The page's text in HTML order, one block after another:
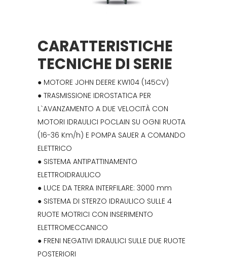
CARATTERISTICHE
TECNICHE DI SERIE
● MOTORE JOHN DEERE KW104 (145CV)
● TRASMISSIONE IDROSTATICA PER
L`AVANZAMENTO A DUE VELOCITÀ CON
MOTORI IDRAULICI POCLAIN SU OGNI RUOTA
(16-36 Km/h) E POMPA SAUER A COMANDO
ELETTRICO
● SISTEMA ANTIPATTINAMENTO
ELETTROIDRAULICO
● LUCE DA TERRA INTERFILARE: 3000 mm
● SISTEMA DI STERZO IDRAULICO SULLE 4
RUOTE MOTRICI CON INSERIMENTO
ELETTROMECCANICO
● FRENI NEGATIVI IDRAULICI SULLE DUE RUOTE
POSTERIORI